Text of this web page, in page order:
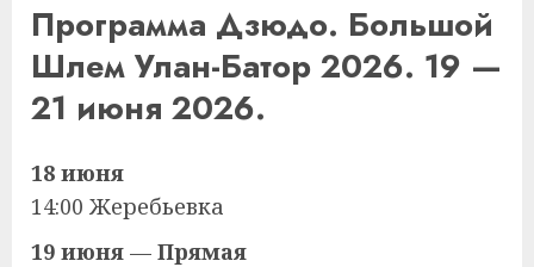
Программа Дзюдо. Большой
Шлем Улан-Батор 2026. 19 —
21 июня 2026.
18 июня
14:00 Жеребьевка
19 июня — Прямая